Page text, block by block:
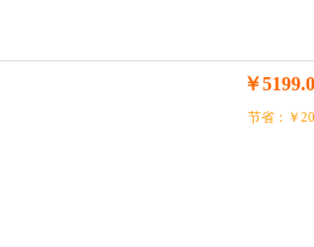
￥
节省：￥